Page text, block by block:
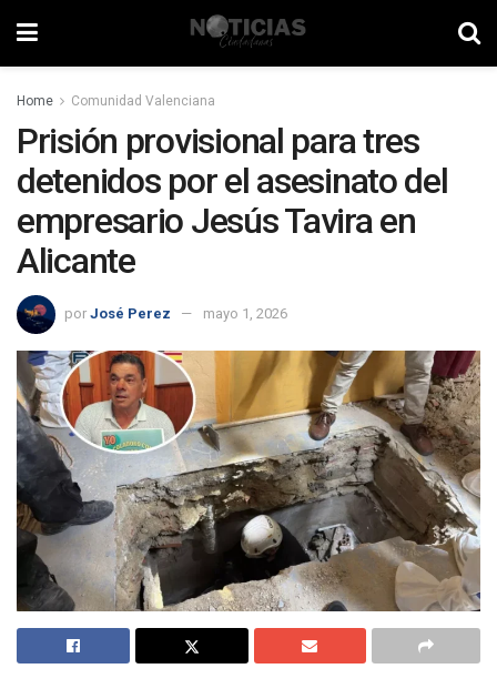
Home Comunidad Valenciana
Prisión provisional para tres
detenidos por el asesinato del
empresario Jesús Tavira en
Alicante
por José Perez mayo 1, 2026